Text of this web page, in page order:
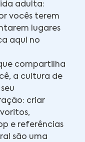
adulta:
vocês terem
lugares
aqui no
compartilha
a cultura de
criar
e referências
são uma